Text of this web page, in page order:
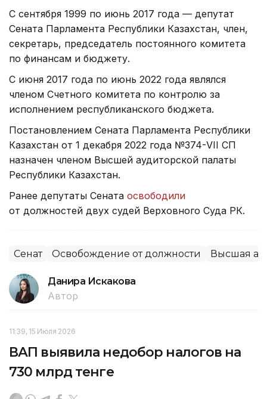
С сентября 1999 по июнь 2017 года — депутат
Сената Парламента Республики Казахстан, член,
секретарь, председатель постоянного комитета
по финансам и бюджету.
С июня 2017 года по июнь 2022 года являлся
членом Счетного комитета по контролю за
исполнением республиканского бюджета.
Постановлением Сената Парламента Республики
Казахстан от 1 декабря 2022 года №374-VII СП
назначен членом Высшей аудиторской палаты
Республики Казахстан.
Ранее депутаты Сената освободили
от должностей двух судей Верховного Суда РК.
Сенат Освобождение от должности Высшая
Данира Искакова
Автор
11:39, 15 Июля 2026
ВАП выявила недобор налогов на
730 млрд тенге